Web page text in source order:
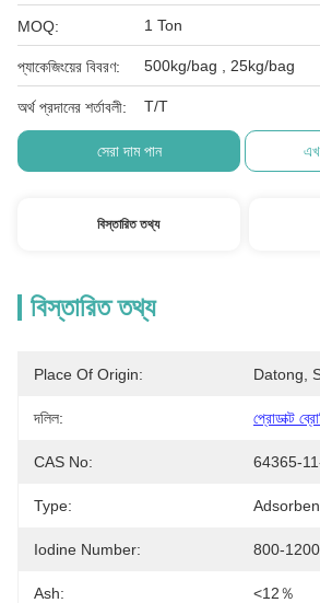
MOQ: 1 Ton
প্যাকেজিংয়ের বিবরণ: 500kg/bag , 25kg/bag
অর্থ প্রদানের শর্তাবলী: T/T
সেরা দাম পান
বিস্তারিত তথ্য
বিস্তারিত তথ্য
Place Of Origin: Datong,
দলিল: প্রোডাক্ট
CAS No: 64365-
Type:
Iodine Number: 800-
Ash: <12％